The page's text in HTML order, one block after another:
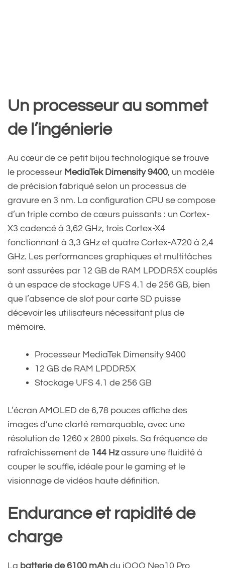
Un processeur au sommet
de l’ingénierie
Au cœur de ce petit bijou technologique se trouve
le processeur MediaTek Dimensity 9400, un modèle
de précision fabriqué selon un processus de
gravure en 3 nm. La configuration CPU se compose
d’un triple combo de cœurs puissants : un Cortex-
X3 cadencé à 3,62 GHz, trois Cortex-X4
fonctionnant à 3,3 GHz et quatre Cortex-A720 à 2,4
GHz. Les performances graphiques et multitâches
sont assurées par 12 GB de RAM LPDDR5X couplés
à un espace de stockage UFS 4.1 de 256 GB, bien
que l’absence de slot pour carte SD puisse
décevoir les utilisateurs nécessitant plus de
mémoire.
Processeur MediaTek Dimensity 9400
12 GB de RAM LPDDR5X
Stockage UFS 4.1 de 256 GB
L’écran AMOLED de 6,78 pouces affiche des
images d’une clarté remarquable, avec une
résolution de 1260 x 2800 pixels. Sa fréquence de
rafraîchissement de 144 Hzassure une fluidité à
couper le souffle, idéale pour le gaming et le
visionnage de vidéos haute définition.
Endurance et rapidité de
charge
La batterie de 6100 mAh du iQOO Neo10 Pro